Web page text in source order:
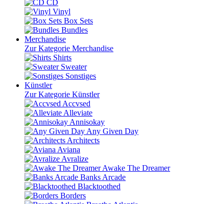
CD
Vinyl
Box Sets
Bundles
Merchandise
Zur Kategorie Merchandise
Shirts
Sweater
Sonstiges
Künstler
Zur Kategorie Künstler
Accvsed
Alleviate
Annisokay
Any Given Day
Architects
Aviana
Avralize
Awake The Dreamer
Banks Arcade
Blacktoothed
Borders